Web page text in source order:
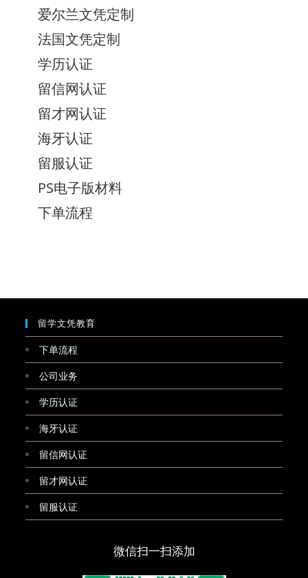
爱尔兰文凭定制
法国文凭定制
学历认证
留信网认证
留才网认证
海牙认证
留服认证
PS电子版材料
下单流程
留学文凭教育
下单流程
公司业务
学历认证
海牙认证
留信网认证
留才网认证
留服认证
微信扫一扫添加